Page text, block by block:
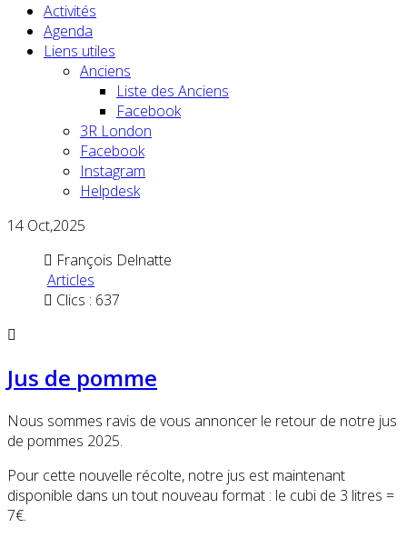
Activités
Agenda
Liens utiles
Anciens
Liste des Anciens
Facebook
3R London
Facebook
Instagram
Helpdesk
14 Oct,2025
François Delnatte
Articles
Clics : 637
Jus de pomme
Nous sommes ravis de vous annoncer le retour de notre jus
de pommes 2025.
​Pour cette nouvelle récolte, notre jus est maintenant
disponible dans un tout nouveau format : le cubi de 3 litres =
7€.